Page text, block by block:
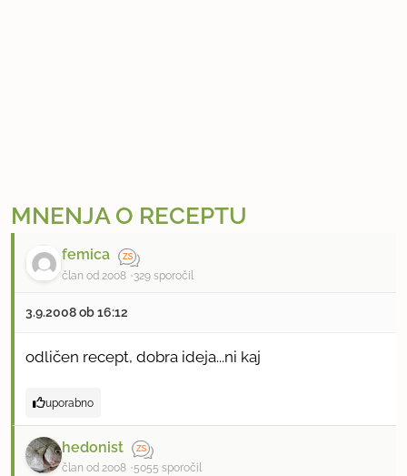
MNENJA O RECEPTU
femica
član od 2008 329 sporočil
3.9.2008 ob 16:12
odličen recept, dobra ideja...ni kaj
uporabno
hedonist
član od 2008 5055 sporočil